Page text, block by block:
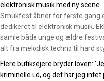
elektronisk musik med ny scene
Smukfest åbner for første gang
dedikeret til elektronisk musik.
samle både unge og ældre
alt fra melodisk techno til hard
Flere butiksejere bryder loven:
kriminelle ud, og det har jeg intet